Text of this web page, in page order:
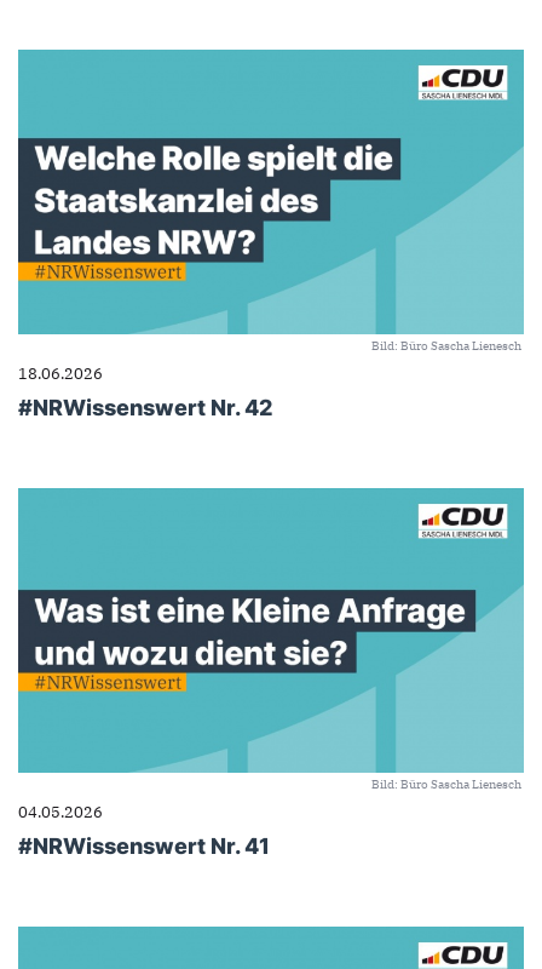
Bild: Büro Sascha Lienesch
18.06.2026
#NRWissenswert Nr. 42
Bild: Büro Sascha Lienesch
04.05.2026
#NRWissenswert Nr. 41